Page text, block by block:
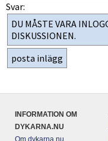
Svar:
INFORMATION OM
DYKARNA.NU
Om dykarna.nu